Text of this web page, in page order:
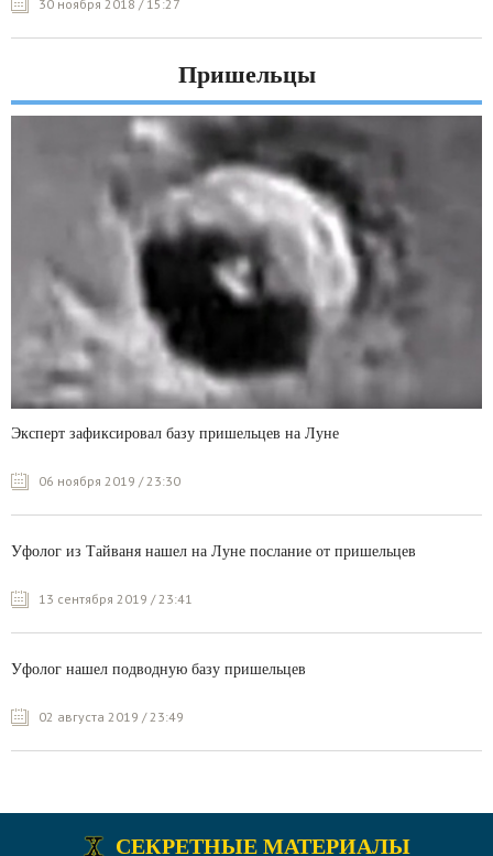
30 ноября 2018 / 15:27
Пришельцы
Эксперт зафиксировал базу пришельцев на Луне
06 ноября 2019 / 23:30
Уфолог из Тайваня нашел на Луне послание от пришельцев
13 сентября 2019 / 23:41
Уфолог нашел подводную базу пришельцев
02 августа 2019 / 23:49
СЕКРЕТНЫЕ МАТЕРИАЛЫ